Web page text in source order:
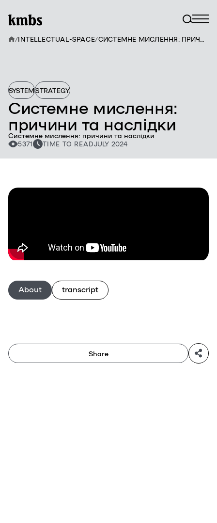
SYSTEMSTRATEGY
Системне мислення:
причини та наслідки
Системне мислення: причини та наслідки
5371 TIME TO READJULY 2024
/INTELLECTUAL-SPACE/ СИСТЕМНЕ МИСЛЕННЯ: ПРИЧИНИ ТА НАСЛІДКИ
Share
About transcript